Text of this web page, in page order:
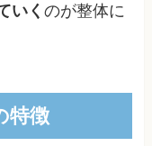
いくのが整体に
特徴